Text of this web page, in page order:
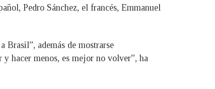
Pedro Sánchez, el francés, Emmanuel
Brasil”, además de mostrarse
y hacer menos, es mejor no volver”, ha